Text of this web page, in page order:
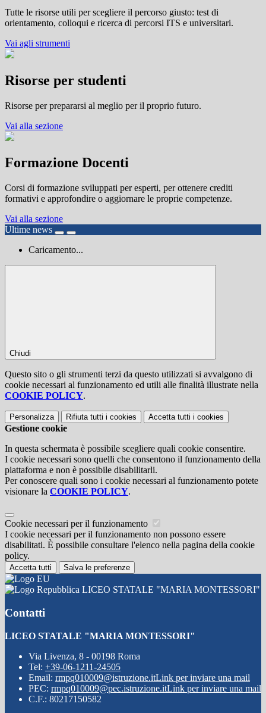
Tutte le risorse utili per scegliere il percorso giusto: test di
orientamento, colloqui e ricerca di percorsi ITS e universitari.
Vai agli strumenti
Risorse per studenti
Risorse per prepararsi al meglio per il proprio futuro.
Vai alla sezione
Formazione Docenti
Corsi di formazione sviluppati per esperti, per ottenere crediti
formativi e approfondire o aggiornare le proprie competenze.
Vai alla sezione
Ultime news
Caricamento...
Chiudi
Questo sito o gli strumenti terzi da questo utilizzati si avvalgono di
cookie necessari al funzionamento ed utili alle finalità illustrate nella
COOKIE POLICY.
Personalizza Rifiuta tutti i cookies Accetta tutti i cookies
Gestione cookie
In questa schermata è possibile scegliere quali cookie consentire.
I cookie necessari sono quelli che consentono il funzionamento della
piattaforma e non è possibile disabilitarli.
Per conoscere quali sono i cookie necessari al funzionamento potete
visionare la COOKIE POLICY.
Cookie necessari per il funzionamento
I cookie necessari per il funzionamento non possono essere
disabilitati. È possibile consultare l'elenco nella pagina della cookie
policy.
Accetta tutti Salva le preferenze
LICEO STATALE "MARIA MONTESSORI"
Contatti
LICEO STATALE "MARIA MONTESSORI"
Via Livenza, 8 - 00198 Roma
Tel: +39-06-1211-24505
Email: rmpq010009@istruzione.itLink per inviare una mail
PEC: rmpq010009@pec.istruzione.itLink per inviare una mail
C.F.: 80217150582